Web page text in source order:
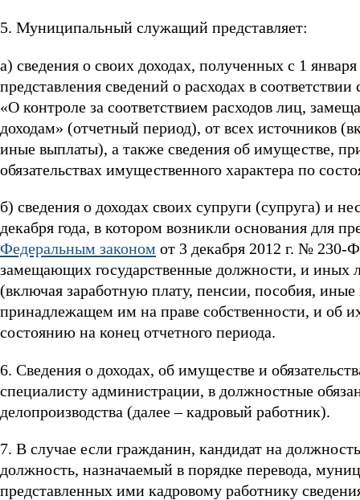
5. Муниципальный служащий представляет:
а) сведения о своих доходах, полученных с 1
представления сведений о расходах в соответствии
«О контроле за соответствием расходов лиц,
доходам» (отчетный период), от всех источников
иные выплаты), а также сведения об имуществе,
обязательствах имущественного характера по
б) сведения о доходах своих супруги (супруга) и
декабря года, в котором возникли основания для
Федеральным законом от 3 декабря 2012 г. № 230-
замещающих государственные должности, и иных
(включая заработную плату, пенсии, пособия,
принадлежащем им на праве собственности, и об
состоянию на конец отчетного периода.
6. Сведения о доходах, об имуществе и
специалисту администрации, в должностные
делопроизводства (далее – кадровый работник).
7. В случае если гражданин, кандидат на
должность, назначаемый в порядке перевода,
представленных ими кадровому работнику